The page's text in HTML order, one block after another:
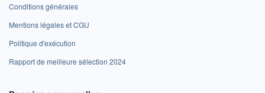
Conditions générales
Mentions légales et CGU
Politique d'exécution
Rapport de meilleure sélection 2024